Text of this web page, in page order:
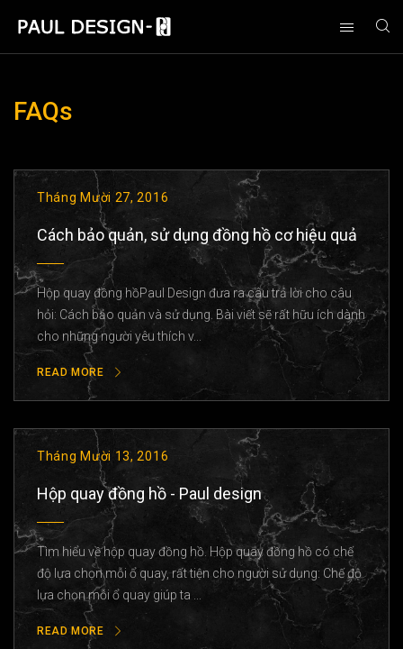
FAQs
Tháng Mười 27, 2016
Cách bảo quản, sử dụng đồng hồ cơ hiệu quả
Hộp quay đồng hồPaul Design đưa ra câu trả lời cho câu
hỏi: Cách bảo quản và sử dụng. Bài viết sẽ rất hữu ích dành
cho những người yêu thích v...
READ MORE
Tháng Mười 13, 2016
Hộp quay đồng hồ - Paul design
Tìm hiểu về hộp quay đồng hồ. Hộp quay đồng hồ có chế
độ lựa chọn mỗi ổ quay, rất tiện cho người sử dụng: Chế độ
lựa chọn mỗi ổ quay giúp ta ...
READ MORE